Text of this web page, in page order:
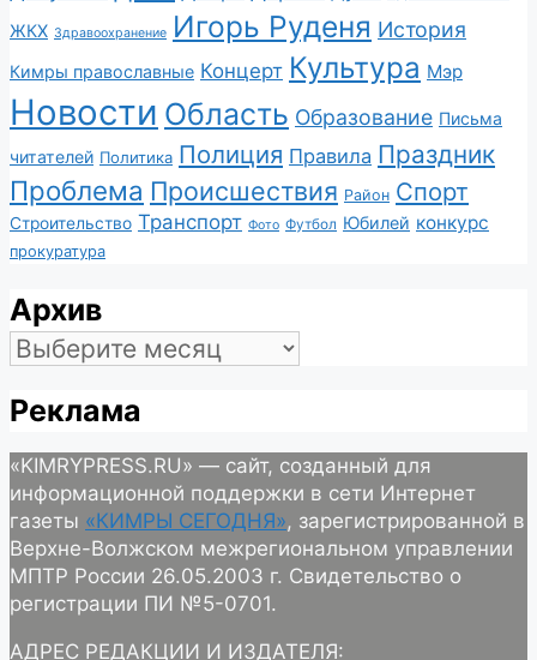
ЖКХ Здравоохранение Игорь Руденя История
Кимры православные Концерт Культура Мэр
Новости Область Образование Письма
читателей Политика Полиция Правила Праздник
Проблема Происшествия Район Спорт
Строительство Транспорт Фото Футбол Юбилей конкурс
прокуратура
Архив
Архив
Реклама
«KIMRYPRESS.RU» — сайт, созданный для
информационной поддержки в сети Интернет
газеты «КИМРЫ СЕГОДНЯ», зарегистрированной в
Верхне-Волжском межрегиональном управлении
МПТР России 26.05.2003 г. Свидетельство о
регистрации ПИ №5-0701.
АДРЕС РЕДАКЦИИ И ИЗДАТЕЛЯ: